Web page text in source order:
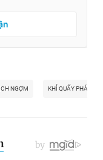
NGỢM KHỈ QUẤY PHÁ